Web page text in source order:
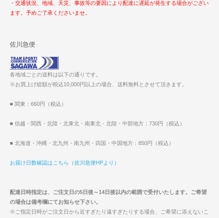
・交通状況、地域、天災、事故等の要因により配達に遅延が発生する場合がござい
ます。予めご了承くださいませ。
佐川急便
各地域ごとの送料は以下の通りです。
※お買上げ総額が税込10,000円以上の場合、送料無料とさせて頂きます。
■ 関東：660円（税込）
■ 信越・関西・北陸・北東北・南東北・北陸・中部地方：730円（税込）
■ 北海道・沖縄・北九州・南九州・四国・中国地方：850円（税込）
お届け日数確認はこちら（佐川急便HPより）
配達日時指定は、ご注文日の5日後～14日後以内の範囲で受付いたします。ご希望
の場合は備考欄にてお知らせ下さい。
※ご指定日時がご注文日から近すぎたり遠すぎたりする場合、ご希望に添えないこ